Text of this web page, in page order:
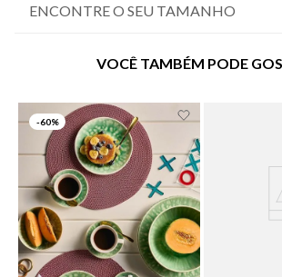
ENCONTRE O SEU TAMANHO
VOCÊ TAMBÉM PODE
-60%